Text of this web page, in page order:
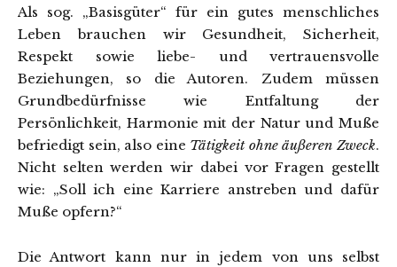
Als sog. „Basisgüter“ für ein gutes menschliches
Leben brauchen wir Gesundheit, Sicherheit,
Respekt sowie liebe- und vertrauensvolle
Beziehungen, so die Autoren. Zudem müssen
Grundbedürfnisse wie Entfaltung der
Persönlichkeit, Harmonie mit der Natur und Muße
befriedigt sein, also eine Tätigkeit ohne äußeren Zweck.
Nicht selten werden wir dabei vor Fragen gestellt
wie: „Soll ich eine Karriere anstreben und dafür
Muße opfern?“
Die Antwort kann nur in jedem von uns selbst